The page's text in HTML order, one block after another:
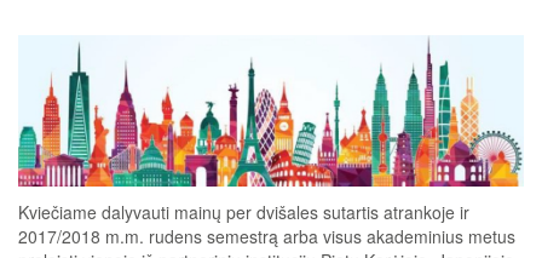
Kviečiame dalyvauti mainų per dvišales sutartis atrankoje ir
2017/2018 m.m. rudens semestrą arba visus akademinius metus